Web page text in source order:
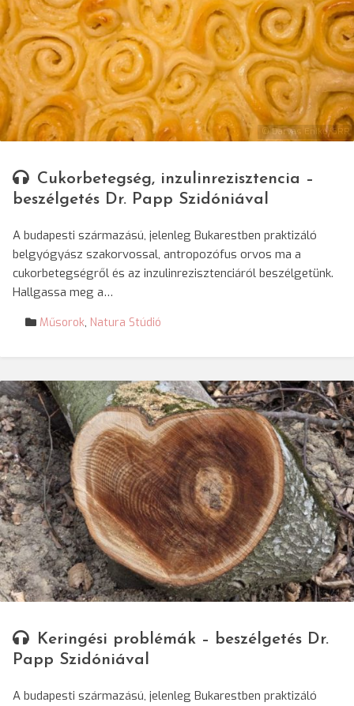
© Darvas Enikő/SRR
Cukorbetegség, inzulinrezisztencia –
beszélgetés Dr. Papp Szidóniával
A budapesti származású, jelenleg Bukarestben praktizáló
belgyógyász szakorvossal, antropozófus orvos ma a
cukorbetegségről és az inzulinrezisztenciáról beszélgetünk.
Hallgassa meg a…
Műsorok, Natura Stúdió
© Darvas Enikő/SRR
Keringési problémák – beszélgetés Dr.
Papp Szidóniával
A budapesti származású, jelenleg Bukarestben praktizáló